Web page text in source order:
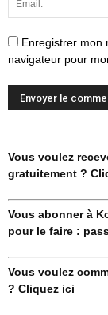
Enregistrer mon
navigateur pour
Vous voulez
gratuitement ?
Vous abonner à
pour le faire :
Vous voulez
? Cliquez ici